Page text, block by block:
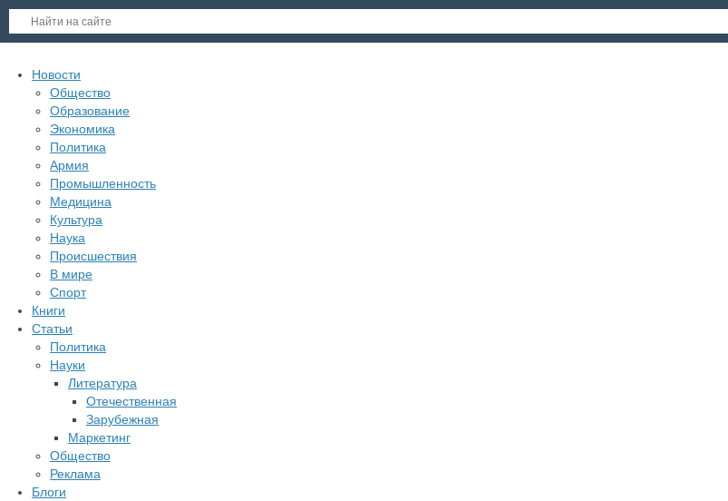
Новости
Общество
Образование
Экономика
Политика
Армия
Промышленность
Медицина
Культура
Наука
Происшествия
В мире
Спорт
Книги
Статьи
Политика
Науки
Литература
Отечественная
Зарубежная
Маркетинг
Общество
Реклама
Блоги